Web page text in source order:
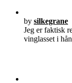
by silkegrane
Jeg er faktisk
vinglasset i